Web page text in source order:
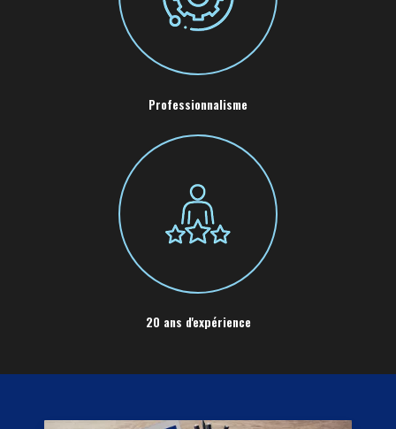
Professionnalisme
20 ans d'expérience